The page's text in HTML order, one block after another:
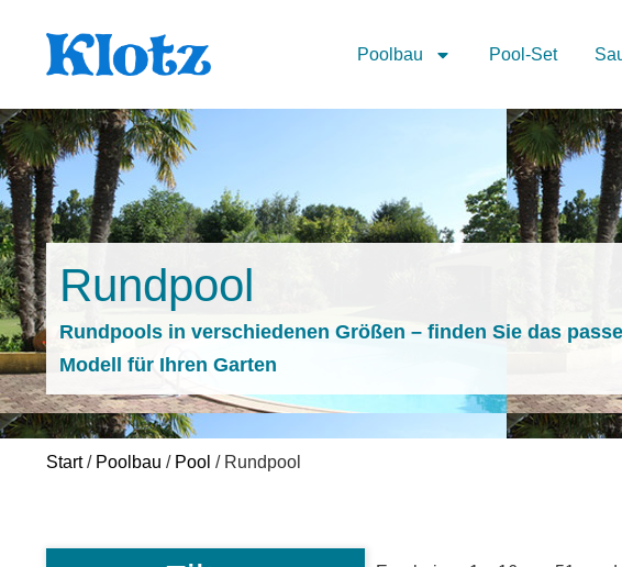
Poolbau Pool-Set
Rundpool
Rundpools in verschiedenen Größen – finden Sie das
Modell für Ihren Garten
Start/ Poolbau / Pool / Rundpool